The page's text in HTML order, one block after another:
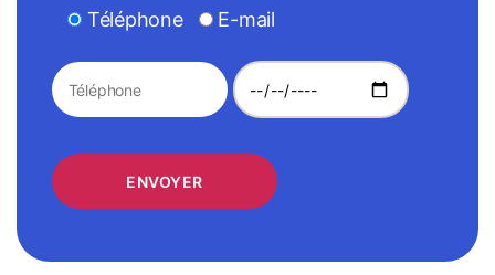
Téléphone
E-mail